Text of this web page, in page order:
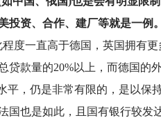
投资、合作、建厂等就是一例
度一直高于德国，英国拥有
贷款量的20%以上，而德国的
平，仍是非常有限的，是以保
国也是如此，且国有银行较发